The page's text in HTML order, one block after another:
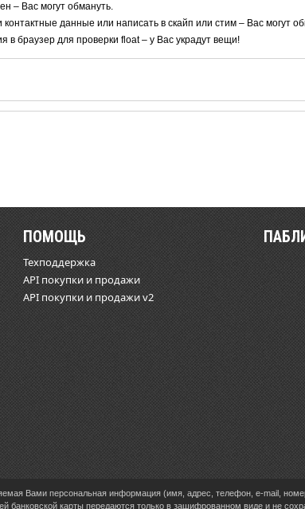
– Вас могут обмануть.
контактные данные или написать в скайп или стим – Вас могут
в браузер для проверки float – у Вас украдут вещи!
ПОМОЩЬ
Техподдержка
API покупки и продажи
API покупки и продажи v2
Вами персональная информация (имя, адрес, телефон, e-mail,
банковской карты передаются только в зашифрованном виде и не